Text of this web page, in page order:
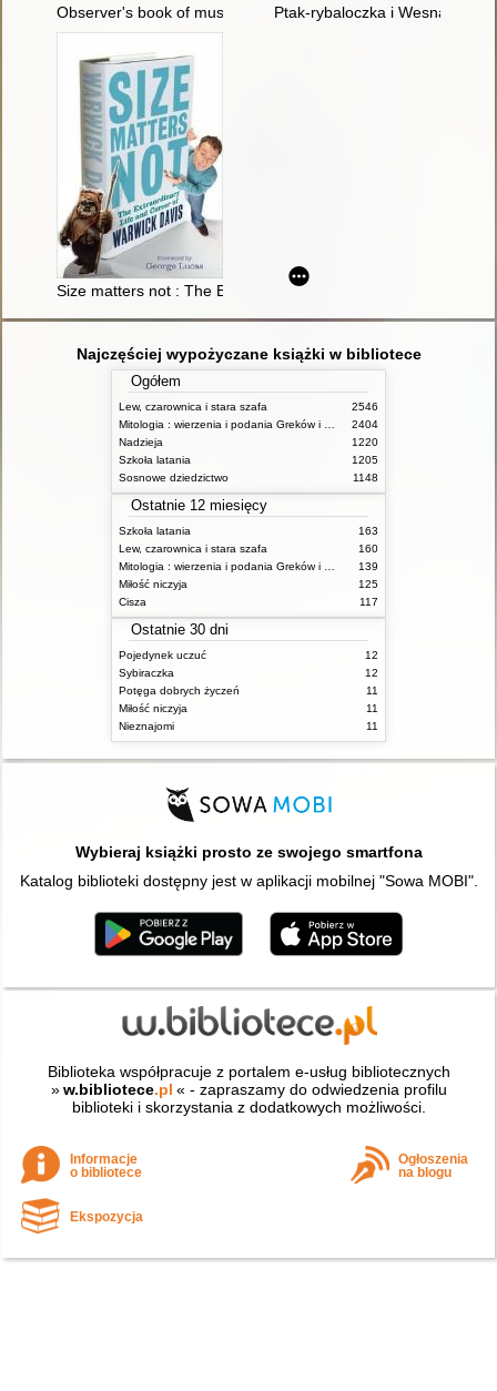
Observer's book of music Ptak-rybaloczka i Wesna
Size matters not : The Extraordinary Life and Career of
Najczęściej wypożyczane książki w bibliotece
Ogółem
Lew, czarownica i stara szafa
2546
Mitologia : wierzenia i podania Greków i Rzymian
2404
Nadzieja
1220
Szkoła latania
1205
Sosnowe dziedzictwo
1148
Ostatnie 12 miesięcy
Szkoła latania
163
Lew, czarownica i stara szafa
160
Mitologia : wierzenia i podania Greków i Rzymian
139
Miłość niczyja
125
Cisza
117
Ostatnie 30 dni
Pojedynek uczuć
12
Sybiraczka
12
Potęga dobrych życzeń
11
Miłość niczyja
11
Nieznajomi
11
Wybieraj książki prosto ze swojego smartfona
Katalog biblioteki dostępny jest w aplikacji mobilnej "Sowa MOBI".
Biblioteka współpracuje z portalem e-usług bibliotecznych
» w.bibliotece.pl « - zapraszamy do odwiedzenia profilu
biblioteki i skorzystania z dodatkowych możliwości.
Informacje
o bibliotece
Ogłoszenia
na blogu
Ekspozycja